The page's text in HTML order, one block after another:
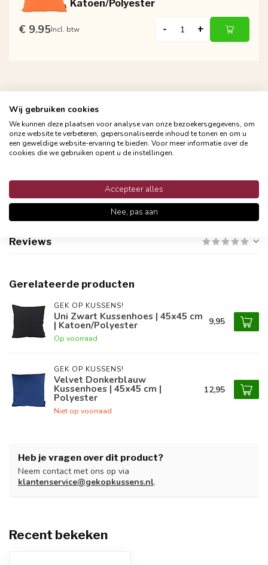
Katoen/Polyester
€ 9.95Incl. btw - +
Persoonlijke klantenservices
Binnen 48 uur reactie
Productomschrijving
Reviews
Gerelateerde producten
GEK OP KUSSENS!
Uni Zwart Kussenhoes | 45x45 cm
| Katoen/Polyester
Op voorraad
9,95
GEK OP KUSSENS!
Velvet Donkerblauw
Kussenhoes | 45x45 cm |
Polyester
Niet op voorraad
12,95
Heb je vragen over dit product?
Neem contact met ons op via
klantenservice@gekopkussens.nl.
Recent bekeken
Wij gebruiken cookies
We kunnen deze plaatsen voor analyse van onze bezoekersgegevens, om
onze website te verbeteren, gepersonaliseerde inhoud te tonen en om u
een geweldige website-ervaring te bieden. Voor meer informatie over de
cookies die we gebruiken opent u de instellingen.
Accepteer alles
Nee, pas aan